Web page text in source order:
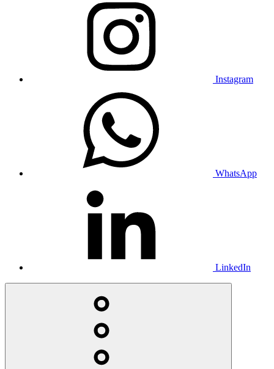
Instagram
WhatsApp
LinkedIn